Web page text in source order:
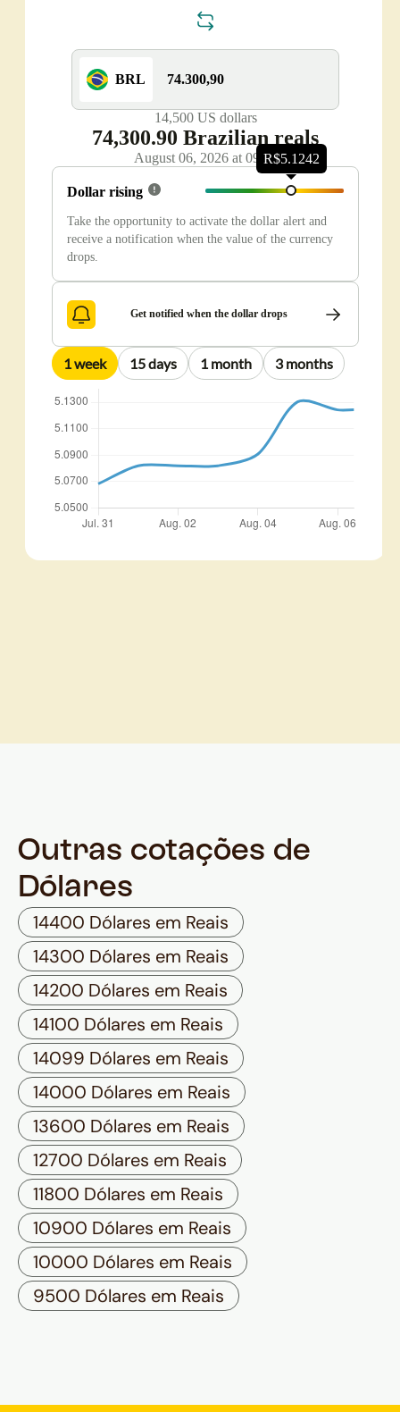
Outras cotações de
Dólares
14400 Dólares em Reais
14300 Dólares em Reais
14200 Dólares em Reais
14100 Dólares em Reais
14099 Dólares em Reais
14000 Dólares em Reais
13600 Dólares em Reais
12700 Dólares em Reais
11800 Dólares em Reais
10900 Dólares em Reais
10000 Dólares em Reais
9500 Dólares em Reais